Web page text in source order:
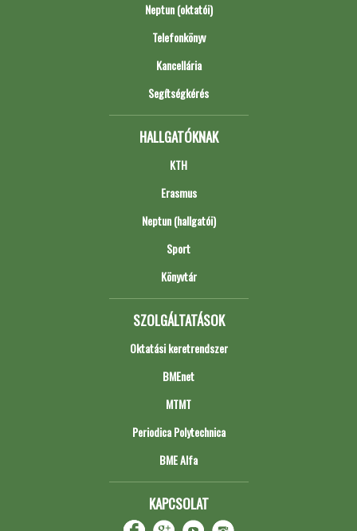
Neptun (oktatói)
Telefonkönyv
Kancellária
Segítségkérés
HALLGATÓKNAK
KTH
Erasmus
Neptun (hallgatói)
Sport
Könyvtár
SZOLGÁLTATÁSOK
Oktatási keretrendszer
BMEnet
MTMT
Periodica Polytechnica
BME Alfa
KAPCSOLAT